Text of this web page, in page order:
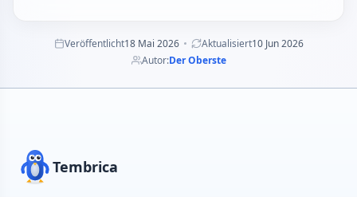
Veröffentlicht18 Mai 2026 Aktualisiert10 Jun 2026
Autor:Der Oberste
Tembrica